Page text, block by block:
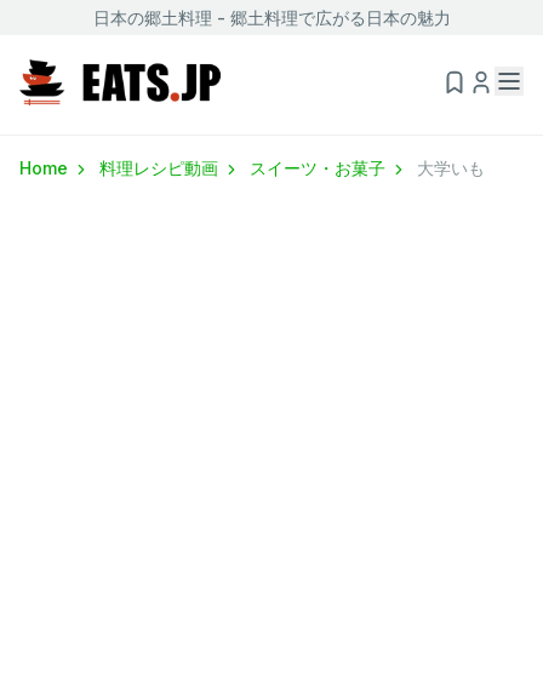
日本の郷土料理 - 郷土料理で広がる日本の魅力
Home 料理レシピ動画 スイーツ・お菓子 大学いも